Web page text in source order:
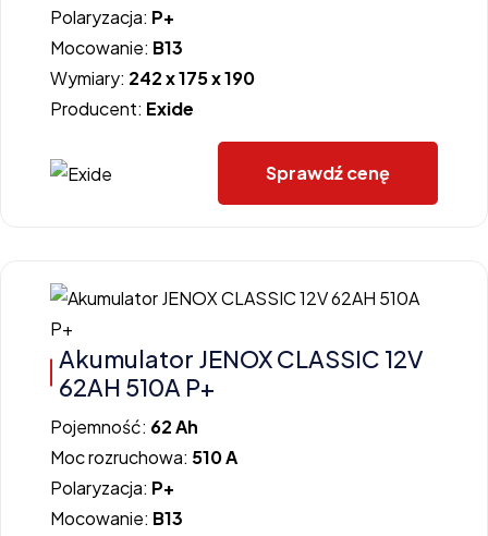
Polaryzacja: P+
Mocowanie: B13
Wymiary: 242 x 175 x 190
Producent: Exide
Sprawdź cenę
Akumulator JENOX CLASSIC 12V
62AH 510A P+
Pojemność: 62 Ah
Moc rozruchowa: 510 A
Polaryzacja: P+
Mocowanie: B13